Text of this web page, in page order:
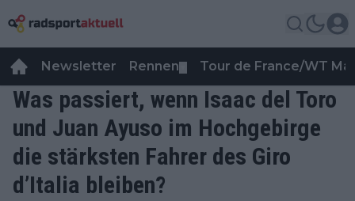
Newsletter Rennen Tour de France/WT
Was passiert, wenn Isaac del Toro
und Juan Ayuso im Hochgebirge
die stärksten Fahrer des Giro
d’Italia bleiben?